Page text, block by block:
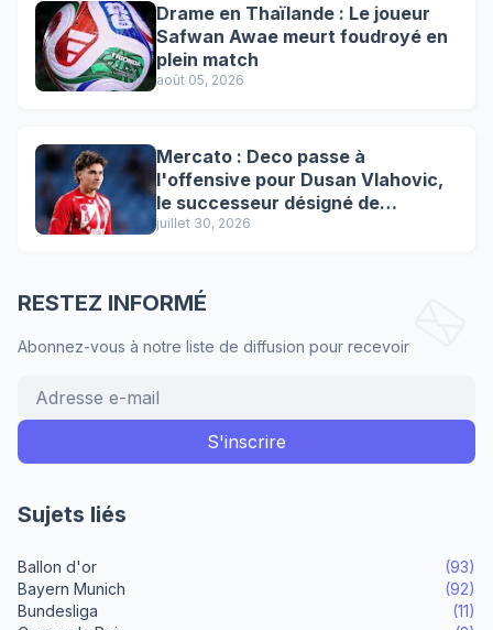
Drame en Thaïlande : Le joueur
Safwan Awae meurt foudroyé en
plein match
août 05, 2026
Mercato : Deco passe à
l'offensive pour Dusan Vlahovic,
le successeur désigné de
Lewandowski !
juillet 30, 2026
RESTEZ INFORMÉ
Abonnez-vous à notre liste de diffusion pour recevoir
Sujets liés
Ballon d'or
(93)
Bayern Munich
(92)
Bundesliga
(11)